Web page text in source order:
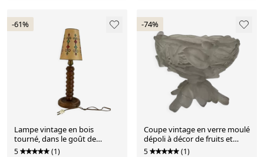
-61%
Lampe vintage en bois
tourné, dans le goût de
Charles Dudouyt
5 (1)
-74%
Coupe vintage en verre moulé
dépoli à décor de fruits et
feuillages
5 (1)